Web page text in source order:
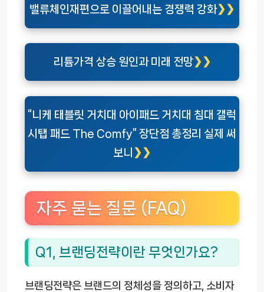
밸류체인재편으로 이끌어내는 경쟁력 강화
리튬가격 상승 원인과 미래 전망
“니케 태블릿 거치대 아이패드 거치대 침대 갤럭
시탭 패드 The Comfy” 장단점 총정리 실제 써
보니
자주 묻는 질문 (FAQ)
Q1, 브랜딩전략이란 무엇인가요?
브랜딩전략은 브랜드의 정체성을 정의하고, 소비자